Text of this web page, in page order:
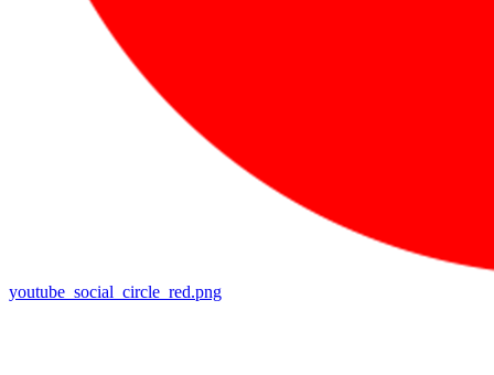
youtube_social_circle_red.png